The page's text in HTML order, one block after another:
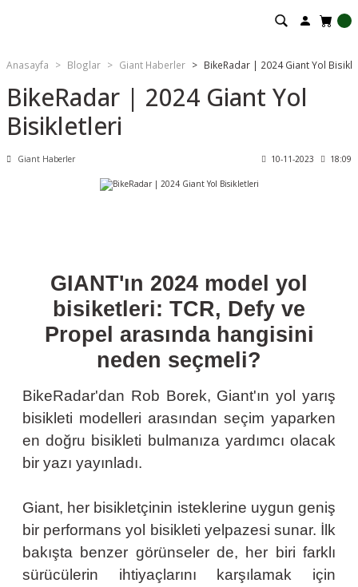
Anasayfa Bloglar Giant Haberler BikeRadar | 2024 Giant Yol
BikeRadar | 2024 Giant Yol
Bisikletleri
Giant Haberler 10-11-2023 18:09
GIANT'ın 2024 model yol
bisiketleri: TCR, Defy ve
Propel arasında hangisini
neden seçmeli?
BikeRadar'dan Rob Borek, Giant'ın yol yarış
bisikleti modelleri arasından seçim yaparken
en doğru bisikleti bulmanıza yardımcı olacak
bir yazı yayınladı.
Giant, her bisikletçinin isteklerine uygun geniş
bir performans yol bisikleti yelpazesi sunar. İlk
bakışta benzer görünseler de, her biri farklı
sürücülerin ihtiyaçlarını karşılamak için